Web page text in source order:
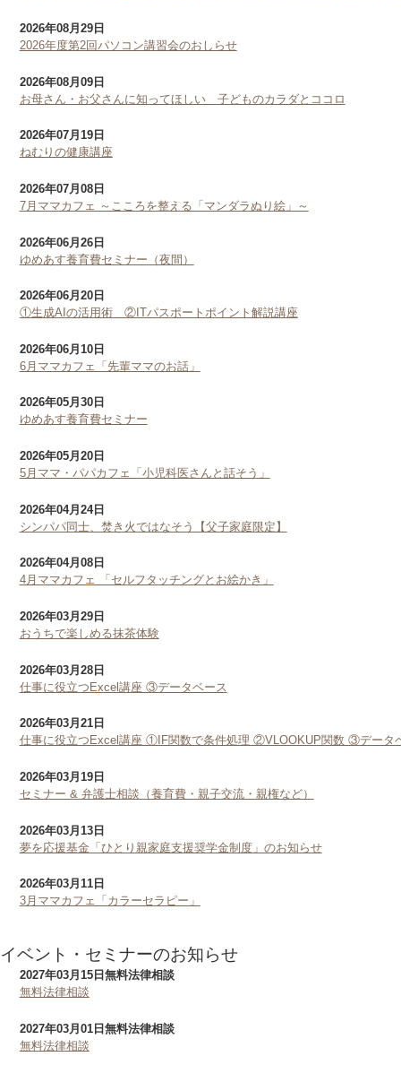
2026年08月29日
2026年度第2回パソコン講習会のおしらせ
2026年08月09日
お母さん・お父さんに知ってほしい 子どものカラダとココロ
2026年07月19日
ねむりの健康講座
2026年07月08日
7月ママカフェ ～こころを整える「マンダラぬり絵」～
2026年06月26日
ゆめあす養育費セミナー（夜間）
2026年06月20日
①生成AIの活用術 ②ITパスポートポイント解説講座
2026年06月10日
6月ママカフェ「先輩ママのお話」
2026年05月30日
ゆめあす養育費セミナー
2026年05月20日
5月ママ・パパカフェ「小児科医さんと話そう」
2026年04月24日
シンパパ同士、焚き火ではなそう【父子家庭限定】
2026年04月08日
4月ママカフェ 「セルフタッチングとお絵かき」
2026年03月29日
おうちで楽しめる抹茶体験
2026年03月28日
仕事に役立つExcel講座 ③データベース
2026年03月21日
仕事に役立つExcel講座 ①IF関数で条件処理 ②VLOOKUP関数 ③データ
2026年03月19日
セミナー & 弁護士相談（養育費・親子交流・親権など）
2026年03月13日
夢を応援基金「ひとり親家庭支援奨学金制度」のお知らせ
2026年03月11日
3月ママカフェ「カラーセラピー」
イベント・セミナーのお知らせ
2027年03月15日 無料法律相談
無料法律相談
2027年03月01日無料法律相談
無料法律相談